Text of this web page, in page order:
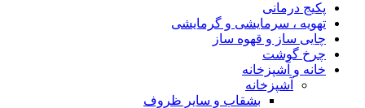
پکیج درمانی
تهویه ، سرمایشی و گرمایشی
چایی ساز و قهوه ساز
چرخ گوشت
خانه و آشپزخانه
آشپزخانه
بشقاب و سایر ظروف